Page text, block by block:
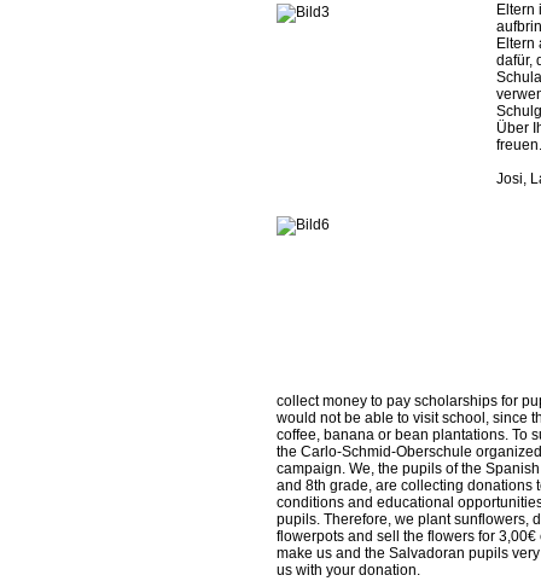
Eltern
Eltern
dafür,
Über
Josi,
collect money to pay scholarships for
would not be able to visit school, since
coffee, banana or bean plantations. To
the Carlo-Schmid-Oberschule
campaign. We, the pupils of the
and 8th grade, are collecting donations
conditions and educational
pupils. Therefore, we plant sunflowers,
flowerpots and sell the flowers for 3,00€
make us and the Salvadoran pupils
us with your donation.